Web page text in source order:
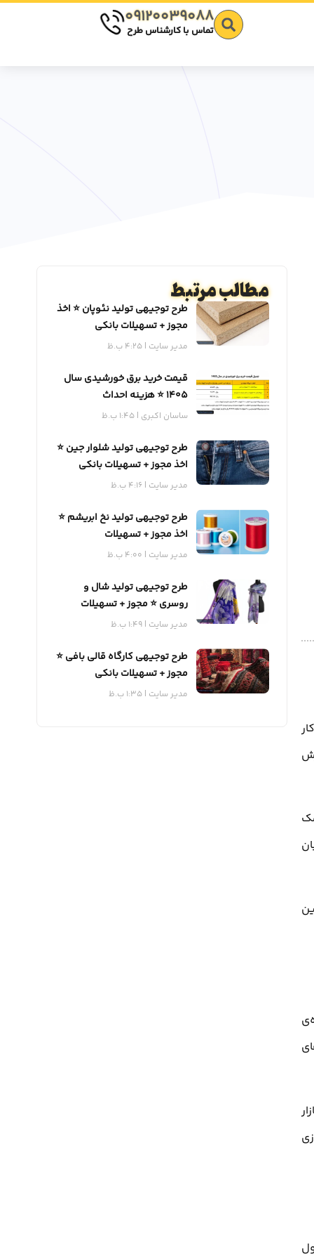
09120039088
تماس با کارشناس طرح
مطالب مرتبططرح توجیهی تولید نئوپان ⭐️ اخذ
مجوز + تسهیلات بانکی
مدیر سایت 4:25 ب.ظ
قیمت خرید برق خورشیدی سال
1405 ⭐️ هزینه احداث
ساسان اکبری 1:45 ب.ظ
طرح توجیهی تولید شلوار جین ⭐️
اخذ مجوز + تسهیلات بانکی
مدیر سایت 4:16 ب.ظ
طرح توجیهی تولید نخ ابریشم ⭐️
اخذ مجوز + تسهیلات
مدیر سایت 4:00 ب.ظ
طرح توجیهی تولید شال و
روسری ⭐️ مجوز + تسهیلات
مدیر سایت 1:49 ب.ظ
طرح توجیهی کارگاه قالی بافی ⭐️
مجوز + تسهیلات بانکی
مدیر سایت 1:35 ب.ظ